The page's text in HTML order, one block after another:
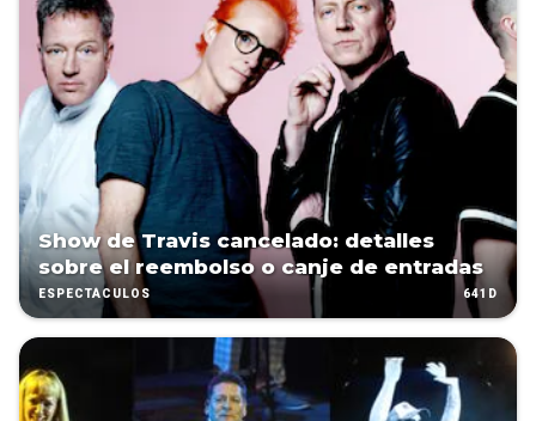
Show de Travis cancelado: detalles
sobre el reembolso o canje de entradas
ESPECTÁCULOS 641D